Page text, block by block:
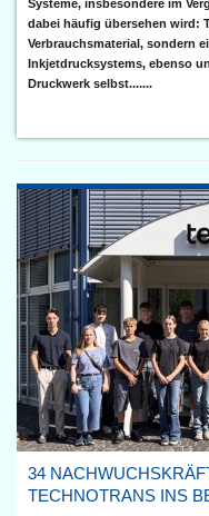
Systeme, insbesondere im
dabei häufig übersehen wird:
Verbrauchsmaterial, sondern
Inkjetdrucksystems, ebenso
Druckwerk selbst.......
34
TECHNOTRANS INS